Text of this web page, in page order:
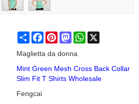
ShareFacebookPinterestMastodonWhatsApp
Maglietta da donna
Mint Green Mesh Cross Back Collar
Slim Fit T Shirts Wholesale
Fengcai